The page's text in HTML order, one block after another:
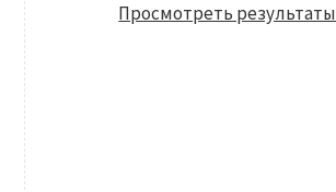
Просмотреть результаты